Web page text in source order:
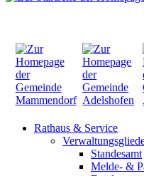
Rathaus & Service
Standesamt
Melde- &